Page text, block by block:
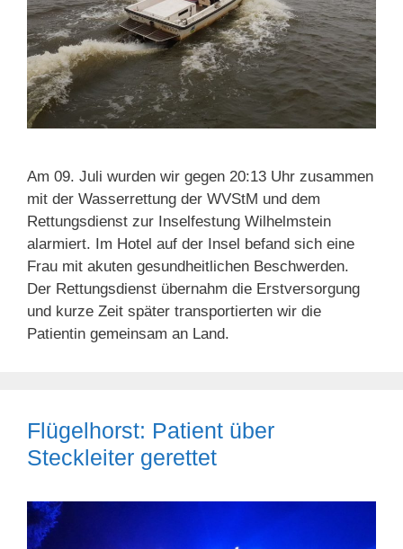
Am 09. Juli wurden wir gegen 20:13 Uhr zusammen
mit der Wasserrettung der WVStM und dem
Rettungsdienst zur Inselfestung Wilhelmstein
alarmiert. Im Hotel auf der Insel befand sich eine
Frau mit akuten gesundheitlichen Beschwerden.
Der Rettungsdienst übernahm die Erstversorgung
und kurze Zeit später transportierten wir die
Patientin gemeinsam an Land.
Flügelhorst: Patient über
Steckleiter gerettet